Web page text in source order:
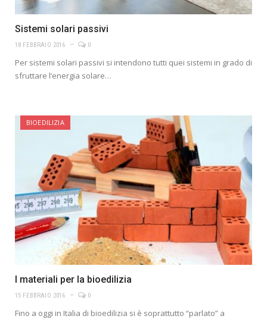
Sistemi solari passivi
18 FEBBRAIO 2016 0
Per sistemi solari passivi si intendono tutti quei sistemi in grado di
sfruttare l’energia solare…
BIOEDILIZIA
I materiali per la bioedilizia
15 FEBBRAIO 2016 0
Fino a oggi in Italia di bioedilizia si è soprattutto “parlato” a